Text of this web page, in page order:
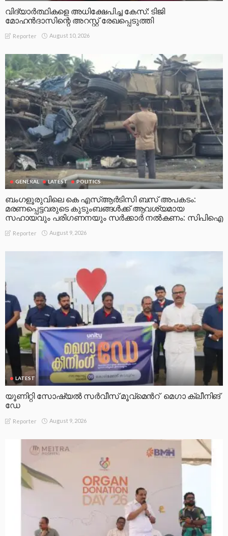
വിദ്യാർത്ഥികളെ അധിക്ഷേപിച്ച കേസ്: ടിജി
മോഹൻദാസിന്റെ അറസ്റ്റ് രേഖപ്പെടുത്തി
Reporter August 10, 2026
GENERAL LATEST POLITICS
ബംഗളൂരുവിലെ കെ എസ്ആർടിസി ബസ് അപകടം:
മരണപ്പെട്ടവരുടെ കുടുംബങ്ങൾക്ക് ആവശ്യമായ
സഹായവും പരിഗണനയും സർക്കാർ നൽകണം: സിപിഐ
Reporter August 9, 2026
LATEST
യൂണിറ്റി സോഷ്യൽ സർവീസ് മൂവ്മെൻറ് മെഗാ ക്ലീനിങ്
ഡേ
Reporter August 9, 2026